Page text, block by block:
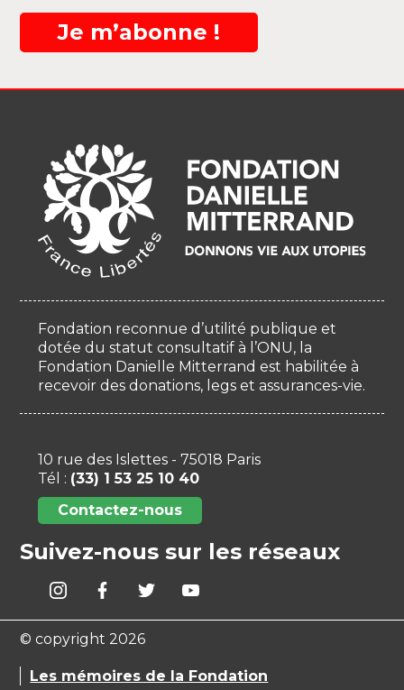
Je m’abonne !
Fondation reconnue d’utilité publique et
dotée du statut consultatif à l’ONU, la
Fondation Danielle Mitterrand est habilitée à
recevoir des donations, legs et assurances-vie.
10 rue des Islettes - 75018 Paris
Tél : (33) 1 53 25 10 40
Contactez-nous
Suivez-nous sur les réseaux
© copyright 2026
Les mémoires de la Fondation